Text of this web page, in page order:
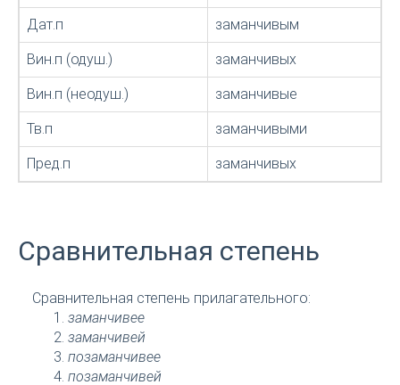
Дат.п заманчивым
Вин.п (одуш.) заманчивых
Вин.п (неодуш.) заманчивые
Тв.п заманчивыми
Пред.п заманчивых
Сравнительная степень
Сравнительная степень прилагательного:
заманчивее
заманчивей
позаманчивее
позаманчивей